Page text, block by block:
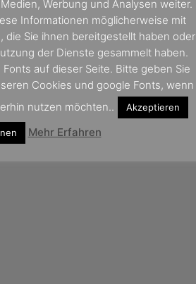
Werbung und Analysen weiter.
Informationen möglicherweise mit
die Sie ihnen bereitgestellt haben oder
der Dienste gesammelt haben.
auf dieser Seite. Bitte geben Sie
Cookies und google Fonts, wenn
nutzen möchten..
Akzeptieren
Mehr Erfahren